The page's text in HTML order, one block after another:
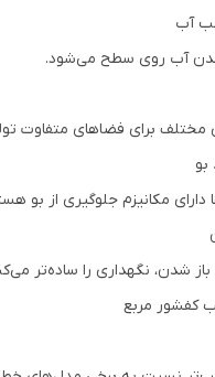
آب
آب روی سطح می‌شود.
مختلف برای فضاهای متفاوت
مکانیزم جلوگیری از بو
شدن، نگهداری را ساده‌تر
کفشور مربع